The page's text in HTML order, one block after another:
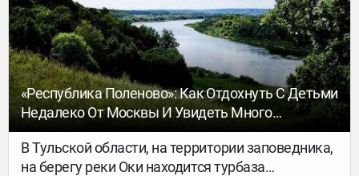
заповедник находится в получасе езды. И,
разумеется, туда отправились!
«Республика Поленово»: Как Отдохнуть С Детьми
Недалеко От Москвы И Увидеть Много
Интересного!
В Тульской области, на территории заповедника,
на берегу реки Оки находится турбаза